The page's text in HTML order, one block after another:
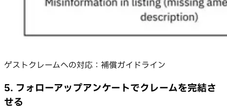
ゲストクレームへの対応：補償ガイドライン
5. フォローアップアンケートでクレームを完結さ
せる